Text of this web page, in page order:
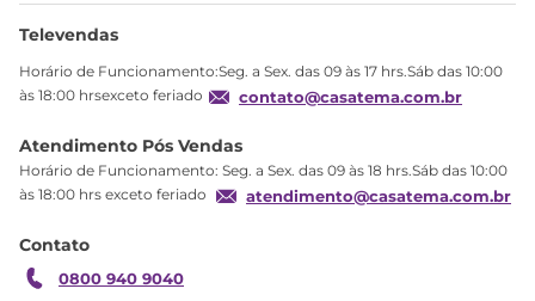
Troca
Garantia
Ajuda
Televendas
Horário de Funcionamento:Seg. a Sex. das 09 às 17 hrs.Sáb das 10:00
às 18:00 hrsexceto feriado
contato@casatema.com.br
Atendimento Pós Vendas
Horário de Funcionamento: Seg. a Sex. das 09 às 18 hrs.Sáb das 10:00
às 18:00 hrs exceto feriado
atendimento@casatema.com.br
Contato
0800 940 9040